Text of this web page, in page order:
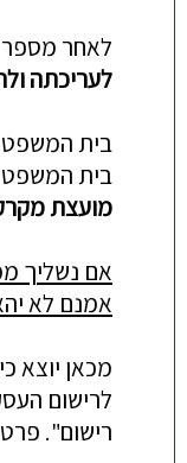
לאחר מספר
לעריכתה
בית
בית המשפט
מועצת
אם נשליך
אמנם לא
מכאן יוצא
לרישום
רישום".